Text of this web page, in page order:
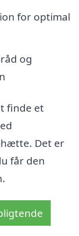
for optimal
og
finde et
Det er
får den